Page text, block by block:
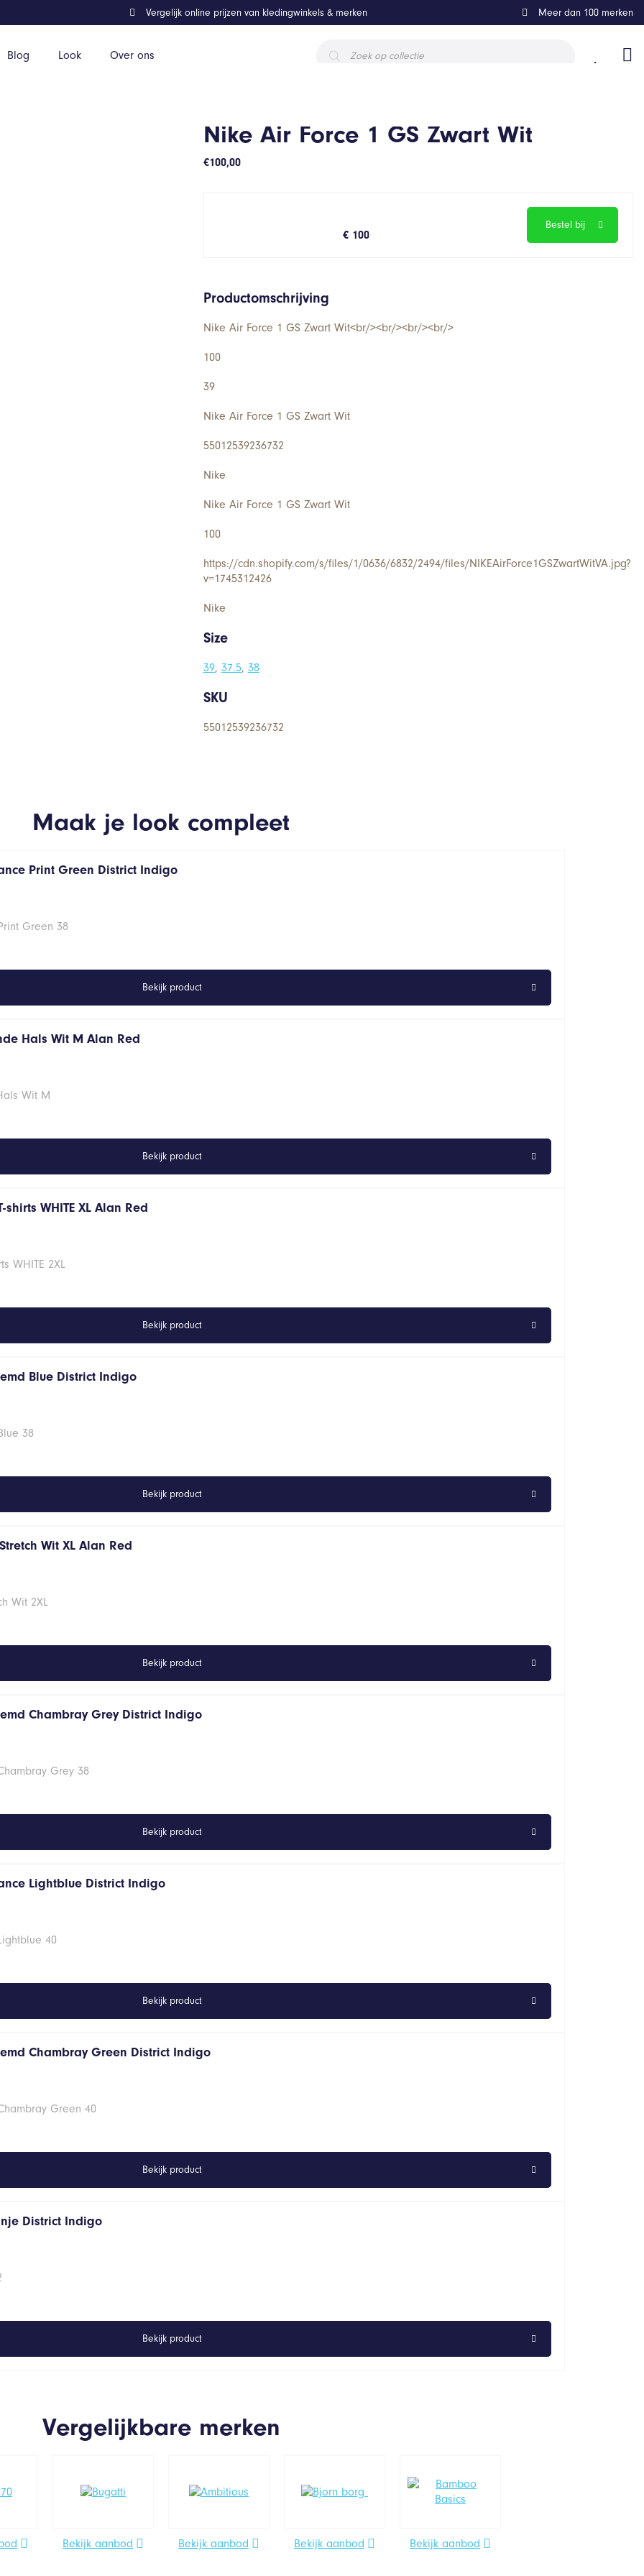
Blog Look Over ons
zoeken
Vergelijk online prijzen van kledingwinkels & merken Meer dan 100 merken
Nike Air Force 1 GS Zwart Wit
€100,00
€ 100
Bestel bij
Productomschrijving
Nike Air Force 1 GS Zwart Wit<br/><br/><br/><br/>
100
39
Nike Air Force 1 GS Zwart Wit
55012539236732
Nike
Nike Air Force 1 GS Zwart Wit
100
https://cdn.shopify.com/s/files/1/0636/6832/2494/files/NIKEAirForce1GSZwartWitVA.jpg?
v=1745312426
Nike
Size
39, 37.5, 38
SKU
55012539236732
Maak je look compleet
Print Green District Indigo
Green 38
Bekijk product
Hals Wit M Alan Red
Wit M
Bekijk product
WHITE XL Alan Red
WHITE 2XL
Bekijk product
Blue District Indigo
38
Bekijk product
Wit XL Alan Red
Wit 2XL
Bekijk product
Chambray Grey District Indigo
Grey 38
Bekijk product
Lightblue District Indigo
40
Bekijk product
Chambray Green District Indigo
Green 40
Bekijk product
District Indigo
Bekijk product
Vergelijkbare merken
Bekijk aanbod Bekijk aanbod Bekijk aanbod Bekijk aanbod